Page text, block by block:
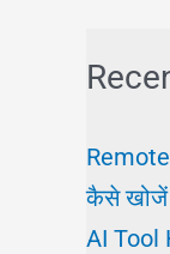
कैसे खोजें
AI Tool